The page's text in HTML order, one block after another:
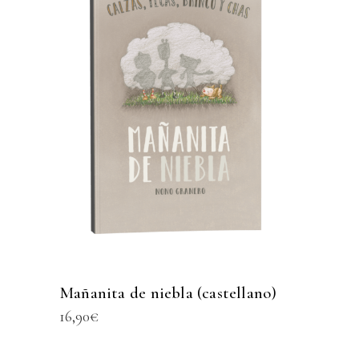
Mañanita de niebla (castellano)
16,90€